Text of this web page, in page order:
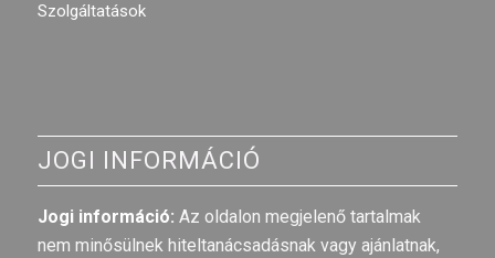
Szolgáltatások
JOGI INFORMÁCIÓ
Jogi információ: Az oldalon megjelenő tartalmak
nem minősülnek hiteltanácsadásnak vagy ajánlatnak,